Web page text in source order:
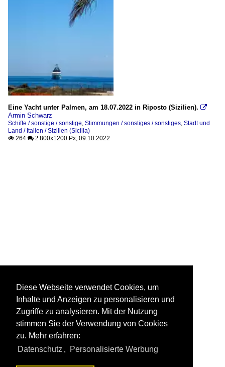
Eine Yacht unter Palmen, am 18.07.2022 in Riposto (Sizilien). 
Armin Schwarz
Schiffe / sonstige / sonstige Stimmungen / sonstiges / sonstiges Stadt und
Land / Italien / Sizilien (Sicilia)
 264  2 800x1200 Px, 09.10.2022
Diese Webseite verwendet Cookies, um
Inhalte und Anzeigen zu personalisieren und
Zugriffe zu analysieren. Mit der Nutzung
stimmen Sie der Verwendung von Cookies
zu. Mehr erfahren:
Datenschutz , Personalisierte Werbung